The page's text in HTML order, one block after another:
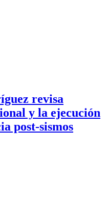
revisa
y la ejecución
post-sismos